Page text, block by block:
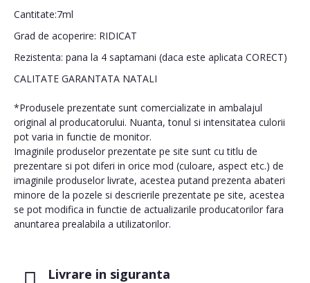
Livrare in siguranta
Cantitate:7ml
Grad de acoperire: RIDICAT
Rezistenta: pana la 4 saptamani (daca este aplicata CORECT)
CALITATE GARANTATA NATALI
*Produsele prezentate sunt comercializate in ambalajul
original al producatorului. Nuanta, tonul si intensitatea culorii
pot varia in functie de monitor.
Imaginile produselor prezentate pe site sunt cu titlu de
prezentare si pot diferi in orice mod (culoare, aspect etc.) de
imaginile produselor livrate, acestea putand prezenta abateri
minore de la pozele si descrierile prezentate pe site, acestea
se pot modifica in functie de actualizarile producatorilor fara
anuntarea prealabila a utilizatorilor.